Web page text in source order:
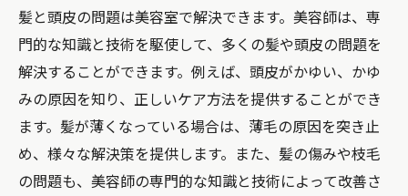
髪と頭皮の問題は美容室で解決できます。美容師は、専
門的な知識と技術を駆使して、多くの髪や頭皮の問題を
解決することができます。例えば、頭皮がかゆい、かゆ
みの原因を知り、正しいケア方法を提供することができ
ます。髪が薄くなっている場合は、薄毛の原因を突き止
め、様々な解決策を提供します。また、髪の傷みや枝毛
の問題も、美容師の専門的な知識と技術によって改善さ